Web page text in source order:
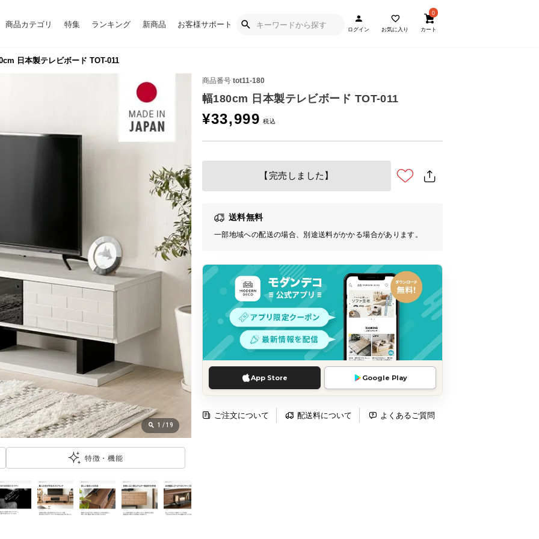
商品カテゴリ 特集 ランキング 新商品 お客様サポート
ログイン お気に入り
0
カート
日本製テレビボード TOT-011
商品番号 tot11-180
幅180cm 日本製テレビボード TOT-011
¥33,999
【完売しました】
送料無料
一部地域への配送の場合、別途送料がかかる場合があります。
App Store Google Play
ご注文について 配送料について よくあるご質問
1 /19
特徴・機能